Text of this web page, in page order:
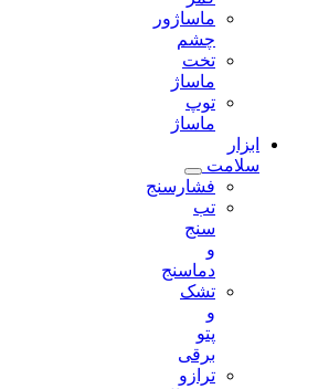
ماساژور
تخت
ماساژ
توپ
ماساژ
ابزار
سلامت
فشارسنج
دماسنج
تشک
ترازو